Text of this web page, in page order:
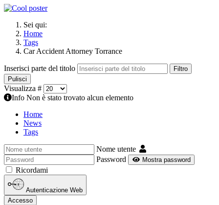
Sei qui:
Home
Tags
Car Accident Attorney Torrance
Inserisci parte del titolo
Filtro
Pulisci
Visualizza #
Info Non è stato trovato alcun elemento
Home
News
Tags
Nome utente
Password
Mostra password
Ricordami
Autenticazione Web
Accesso